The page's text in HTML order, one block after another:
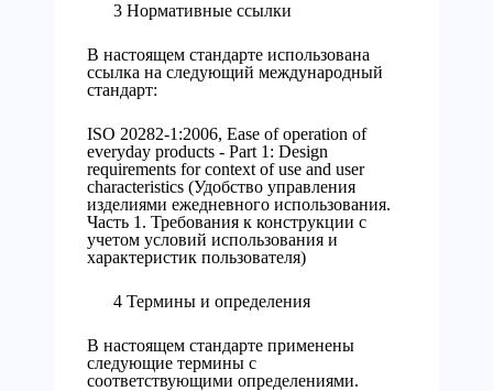
3 Нормативные ссылки
В настоящем стандарте использована
ссылка на следующий международный
стандарт:
ISO 20282-1:2006, Ease of operation of
everyday products - Part 1: Design
requirements for context of use and user
characteristics (Удобство управления
изделиями ежедневного использования.
Часть 1. Требования к конструкции с
учетом условий использования и
характеристик пользователя)
4 Термины и определения
В настоящем стандарте применены
следующие термины с
соответствующими определениями.